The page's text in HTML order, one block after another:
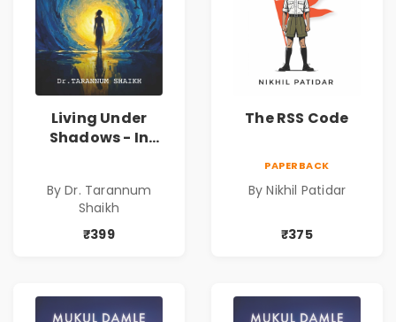
Living Under
Shadows - In
Tarannum Shaikh
| Pre-Order
By Dr. Tarannum
Shaikh
₹399
The RSS Code
PAPERBACK
By Nikhil Patidar
₹375